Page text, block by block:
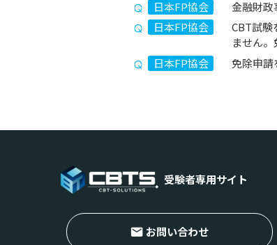
日本FP協会
金融財政
日本FP協会
CBT試験
ません。
日本FP協会
免除申請
受験者専用サイト
お問い合わせ